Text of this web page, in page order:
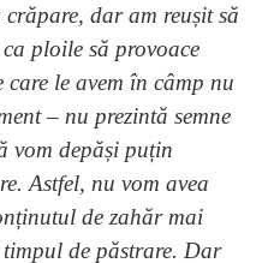
dar am reușit să
ploile să provoace
le avem în câmp nu
– nu prezintă semne
vom depăși puțin
Astfel, nu vom avea
de zahăr mai
de păstrare. Dar